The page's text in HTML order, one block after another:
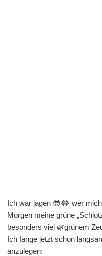
Ich war jagen 😎😂 wer
Morgen meine grüne
besonders viel 🌿grünem
Ich fange jetzt schon
anzulegen: